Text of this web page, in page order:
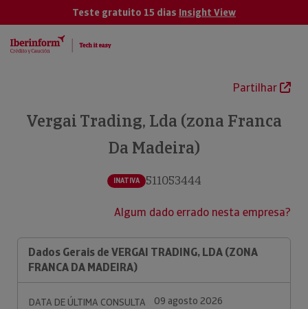
Teste gratuito 15 dias Insight View
Partilhar
Vergai Trading, Lda (zona Franca
Da Madeira)
INATIVA 511053444
Algum dado errado nesta empresa?
Dados Gerais de VERGAI TRADING, LDA (ZONA
FRANCA DA MADEIRA)
DATA DE ÚLTIMA CONSULTA
09 agosto 2026